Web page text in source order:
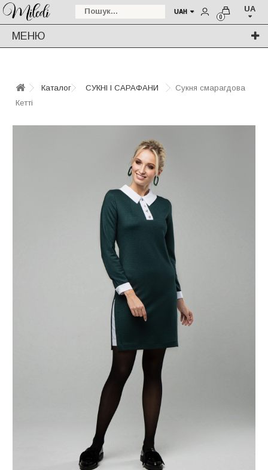
UAH UA
0
МЕНЮ
Каталог СУКНІ І САРАФАНИ
Сукня смарагдова
Кетті